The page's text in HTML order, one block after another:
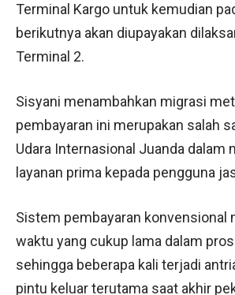
Terminal Kargo untuk kemudian
berikutnya akan diupayakan
Terminal 2.
Sisyani menambahkan migrasi
pembayaran ini merupakan salah
Udara Internasional Juanda dalam
layanan prima kepada pengguna
Sistem pembayaran konvensional
waktu yang cukup lama dalam
sehingga beberapa kali terjadi
pintu keluar terutama saat akhir